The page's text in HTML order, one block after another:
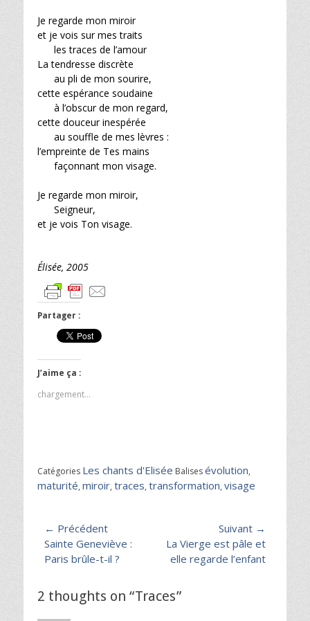
Je regarde mon miroir
et je vois sur mes traits
les traces de l’amour
La tendresse discrète
au pli de mon sourire,
cette espérance soudaine
à l’obscur de mon regard,
cette douceur inespérée
au souffle de mes lèvres :
l’empreinte de Tes mains
façonnant mon visage.
Je regarde mon miroir,
Seigneur,
et je vois Ton visage.
Élisée, 2005
Partager :
J’aime ça :
chargement…
Catégories Les chants d'Elisée Balisesévolution,
maturité, miroir, traces, transformation, visage
Navigation
de
l’article
← Précédent
Article
précédent :
Sainte Geneviève :
Paris brûle-t-il ?
Suivant →
Article
suivant :
La Vierge est pâle et
elle regarde l’enfant
2 thoughts on “Traces”